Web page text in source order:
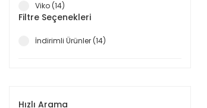
Viko (14)
Filtre Seçenekleri
İndirimli Ürünler (14)
Hızlı Arama